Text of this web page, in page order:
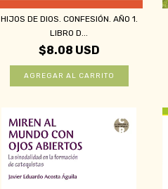
HIJOS DE DIOS. CONFESIÓN. AÑO 1.
LIBRO D...
$8.08 USD